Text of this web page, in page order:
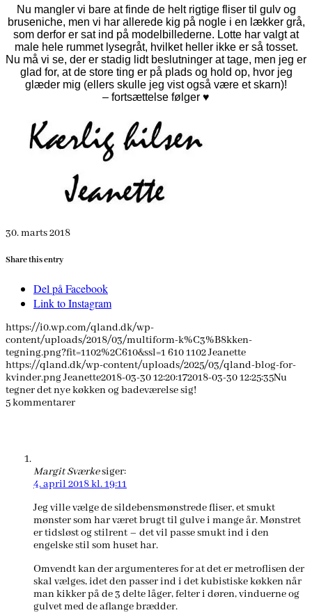
Nu mangler vi bare at finde de helt rigtige fliser til gulv og
bruseniche, men vi har allerede kig på nogle i en lækker grå,
som derfor er sat ind på modelbillederne. Lotte har valgt at
male hele rummet lysegråt, hvilket heller ikke er så tosset.
Nu må vi se, der er stadig lidt beslutninger at tage, men jeg er
glad for, at de store ting er på plads og hold op, hvor jeg
glæder mig (ellers skulle jeg vist også være et skarn)!
– fortsættelse følger ♥
30. marts 2018
Share this entry
Del på Facebook
Link to Instagram
https://i0.wp.com/qland.dk/wp-
content/uploads/2018/03/multiform-k%C3%B8kken-
tegning.png?fit=1102%2C610&ssl=1 6101102Jeanette
https://qland.dk/wp-content/uploads/2025/03/qland-blog-for-
kvinder.pngJeanette2018-03-30 12:20:172018-03-30 12:25:35Nu
tegner det nye køkken og badeværelse sig!
5kommentarer
Margit Sværkesiger:
4. april 2018 kl. 19:11
Jeg ville vælge de sildebensmønstrede fliser, et smukt
mønster som har været brugt til gulve i mange år. Mønstret
er tidsløst og stilrent – det vil passe smukt ind i den
engelske stil som huset har.
Omvendt kan der argumenteres for at det er metroflisen der
skal vælges, idet den passer ind i det kubistiske køkken når
man kikker på de 3 delte låger, felter i døren, vinduerne og
gulvet med de aflange brædder.